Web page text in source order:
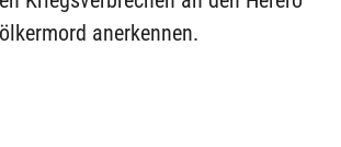
anerkennen.